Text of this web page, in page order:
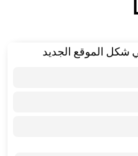
شكل الموقع الجديد